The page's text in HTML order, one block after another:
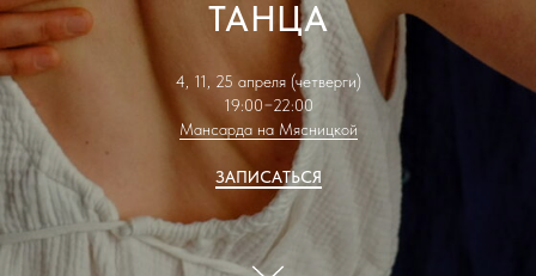
ТАНЦА
4, 11, 25 апреля (четверги)
19:00−22:00
Мансарда на Мясницкой
ЗАПИСАТЬСЯ